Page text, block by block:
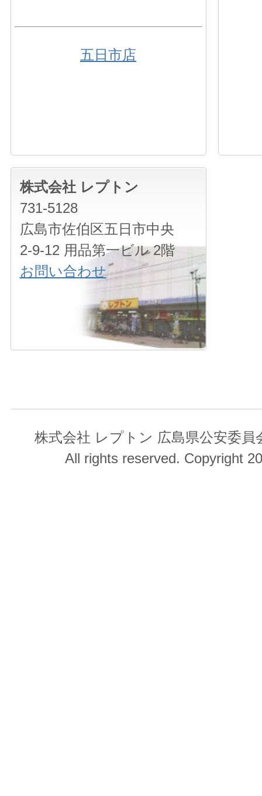
五日市店
株式会社 レプトン
731-5128
広島市佐伯区五日市中央
2-9-12 用品第一ビル 2階
お問い合わせ
株式会社 レプトン 広島県公安委員
All rights reserved. Copyright